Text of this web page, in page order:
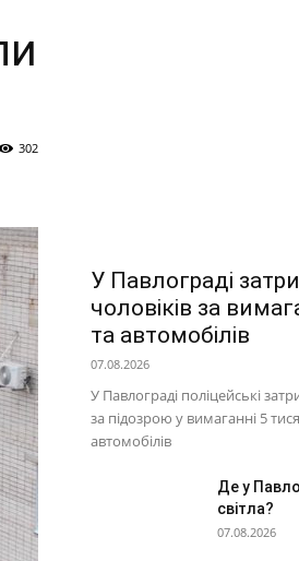
302
У Павлограді
чоловіків за
та автомобілів
07.08.2026
У Павлограді поліцейські
за підозрою у вимаганні 5
автомобілів
Де у
світла?
07.08.2026